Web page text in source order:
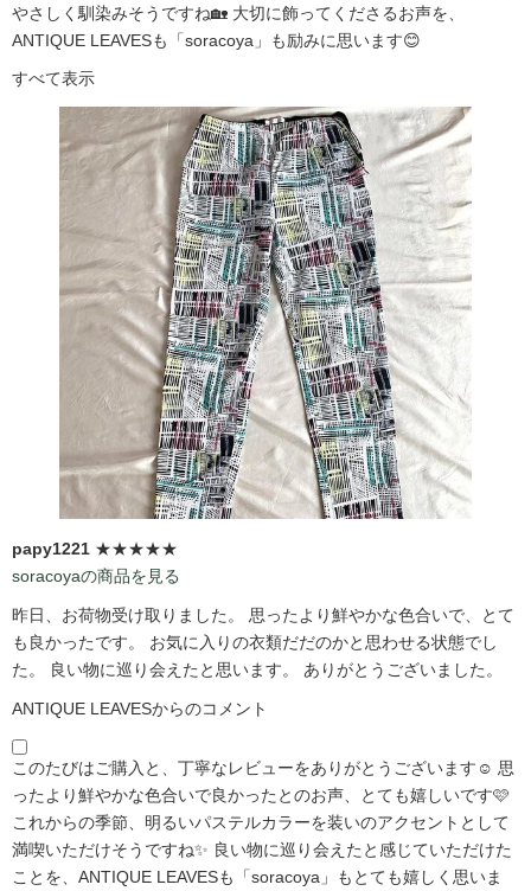
やさしく馴染みそうですね🏡 大切に飾ってくださるお声を、
ANTIQUE LEAVESも「soracoya」も励みに思います😊
すべて表示
papy1221 ★★★★★
soracoyaの商品を見る
昨日、お荷物受け取りました。 思ったより鮮やかな色合いで、とて
も良かったです。 お気に入りの衣類だだのかと思わせる状態でし
た。 良い物に巡り会えたと思います。 ありがとうございました。
ANTIQUE LEAVESからのコメント
このたびはご購入と、丁寧なレビューをありがとうございます☺️ 思
ったより鮮やかな色合いで良かったとのお声、とても嬉しいです🩷
これからの季節、明るいパステルカラーを装いのアクセントとして
満喫いただけそうですね✨ 良い物に巡り会えたと感じていただけた
ことを、ANTIQUE LEAVESも「soracoya」もとても嬉しく思いま